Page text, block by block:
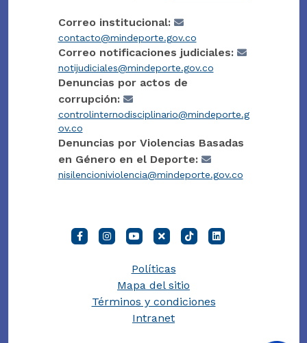
Correo institucional:
contacto@mindeporte.gov.co
Correo notificaciones judiciales:
notijudiciales@mindeporte.gov.co
Denuncias por actos de
corrupción:
controlinternodisciplinario@mindeporte.g
ov.co
Denuncias por Violencias Basadas
en Género en el Deporte:
nisilencioniviolencia@mindeporte.gov.co
Políticas
Mapa del sitio
Términos y condiciones
Intranet